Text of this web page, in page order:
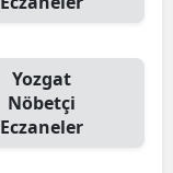
Yozgat
Nöbetçi
Eczaneler